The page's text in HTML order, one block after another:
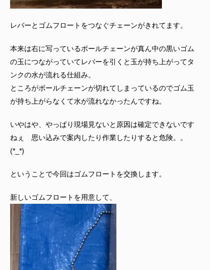
レバーとゴムフロートをつなぐチェーンがきれてます。
本来は右に写っているボールチェーンが真ん中の黒いゴム
の玉につながっていてレバーを引くと玉が持ち上がってタ
ンクの水が流れる仕組み。
ところがボールチェーンが切れてしまっているのでゴム玉
が持ち上がらなくて水が流れなかったんですね。
いやはや、やっぱり現場見ないと原因は確定できないです
ねぇ 思い込みで案内したり作業したりすると危険。。
(*_*)
ということで今回はゴムフロートを交換します。
新しいゴムフロートを用意して、